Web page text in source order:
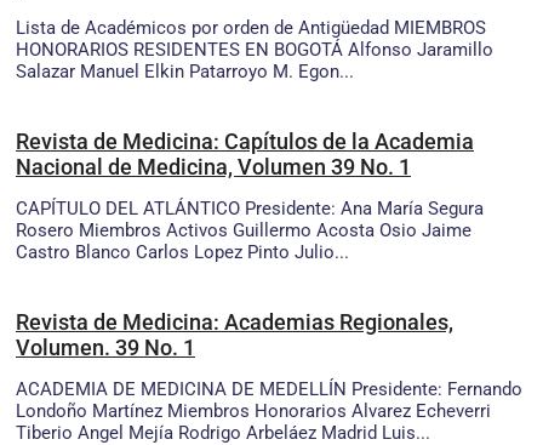
Lista de Académicos por orden de Antigüedad MIEMBROS
HONORARIOS RESIDENTES EN BOGOTÁ Alfonso Jaramillo
Salazar Manuel Elkin Patarroyo M. Egon...
Revista de Medicina: Capítulos de la Academia
Nacional de Medicina, Volumen 39 No. 1
CAPÍTULO DEL ATLÁNTICO Presidente: Ana María Segura
Rosero Miembros Activos Guillermo Acosta Osio Jaime
Castro Blanco Carlos Lopez Pinto Julio...
Revista de Medicina: Academias Regionales,
Volumen. 39 No. 1
ACADEMIA DE MEDICINA DE MEDELLÍN Presidente: Fernando
Londoño Martínez Miembros Honorarios Alvarez Echeverri
Tiberio Angel Mejía Rodrigo Arbeláez Madrid Luis...